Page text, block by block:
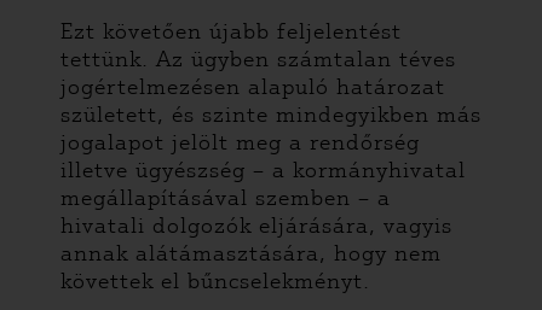
Ezt követően újabb feljelentést
tettünk. Az ügyben számtalan téves
jogértelmezésen alapuló határozat
született, és szinte mindegyikben más
jogalapot jelölt meg a rendőrség
illetve ügyészség – a kormányhivatal
megállapításával szemben – a
hivatali dolgozók eljárására, vagyis
annak alátámasztására, hogy nem
követtek el bűncselekményt.